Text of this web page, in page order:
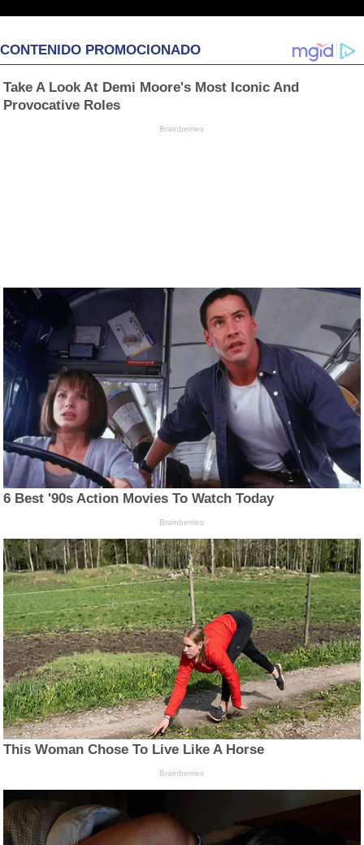
CONTENIDO PROMOCIONADO
Take A Look At Demi Moore's Most Iconic And
Provocative Roles
Brainberries
6 Best '90s Action Movies To Watch Today
Brainberries
This Woman Chose To Live Like A Horse
Brainberries